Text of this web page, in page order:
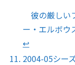
彼の厳しい
ー・エルボウ
↩︎
2004-05シー